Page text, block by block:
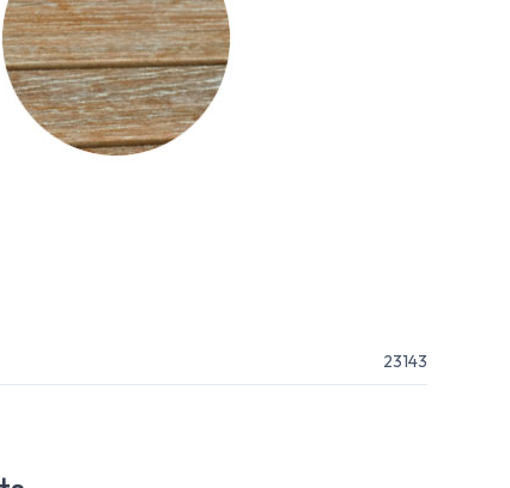
23143